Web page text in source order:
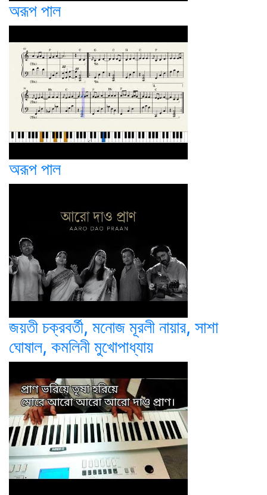
অরূপ পাল
অরূপ পাল
জয়তী চক্রবর্তী, মনোজ মূরলী নায়ার, সাশা
ঘোষাল, কমলিনী মুখোপাধ্যায়